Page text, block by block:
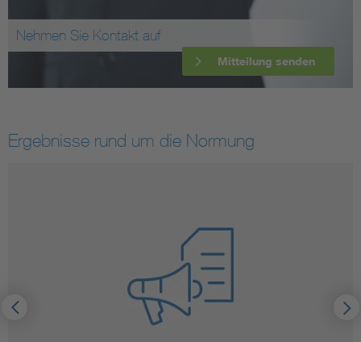
Nehmen Sie Kontakt auf
Mitteilung senden
Ergebnisse rund um die Normung